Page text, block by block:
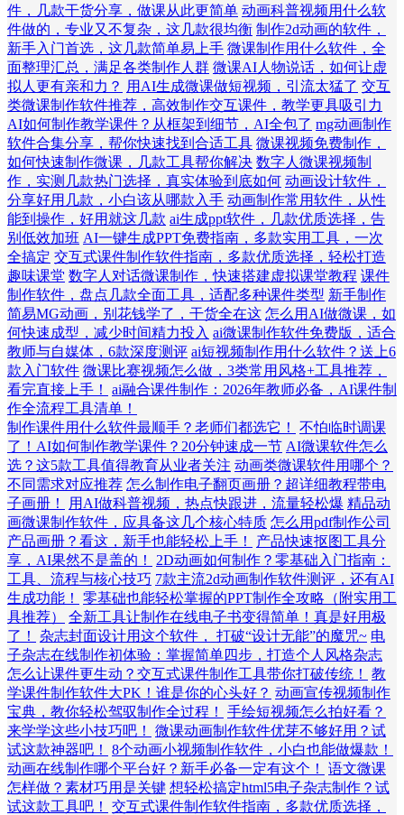
件，几款干货分享，做课从此更简单 动画科普视频用什么软
件做的，专业又不复杂，这几款很均衡 制作2d动画的软件，
新手入门首选，这几款简单易上手 微课制作用什么软件，全
面整理汇总，满足各类制作人群 微课AI人物说话，如何让虚
拟人更有亲和力？ 用AI生成微课做短视频，引流太猛了 交互
类微课制作软件推荐，高效制作交互课件，教学更具吸引力
AI如何制作教学课件？从框架到细节，AI全包了 mg动画制作
软件合集分享，帮你快速找到合适工具 微课视频免费制作，
如何快速制作微课，几款工具帮你解决 数字人微课视频制
作，实测几款热门选择，真实体验到底如何 动画设计软件，
分享好用几款，小白该从哪款入手 动画制作常用软件，从性
能到操作，好用就这几款 ai生成ppt软件，几款优质选择，告
别低效加班 AI一键生成PPT免费指南，多款实用工具，一次
全搞定 交互式课件制作软件指南，多款优质选择，轻松打造
趣味课堂 数字人对话微课制作，快速搭建虚拟课堂教程 课件
制作软件，盘点几款全面工具，适配多种课件类型 新手制作
简易MG动画，别花钱学了，干货全在这 怎么用AI做微课，如
何快速成型，减少时间精力投入 ai微课制作软件免费版，适合
教师与自媒体，6款深度测评 ai短视频制作用什么软件？送上6
款入门软件 微课比赛视频怎么做，3类常用风格+工具推荐，
看完直接上手！
ai融合课件制作：2026年教师必备，AI课件制
作全流程工具清单！
制作课件用什么软件最顺手？老师们都选它！
不怕临时调课
了！AI如何制作教学课件？20分钟速成一节 AI微课软件怎么
选？这5款工具值得教育从业者关注 动画类微课软件用哪个？
不同需求对应推荐 怎么制作电子翻页画册？超详细教程带电
子画册！
用AI做科普视频，热点快跟进，流量轻松爆 精品动
画微课制作软件，应具备这几个核心特质 怎么用pdf制作公司
产品画册？看这，新手也能轻松上手！
产品快速抠图工具分
享，AI果然不是盖的！
2D动画如何制作？零基础入门指南：
工具、流程与核心技巧 7款主流2d动画制作软件测评，还有AI
生成功能！
零基础也能轻松掌握的PPT制作全攻略（附实用工
具推荐）
全新工具让制作在线电子书变得简单！真是好用极
了！
杂志封面设计用这个软件， 打破“设计无能”的魔咒~ 电
子杂志在线制作初体验：掌握简单四步，打造个人风格杂志
怎么让课件更生动？交互式课件制作工具带你打破传统！
教
学课件制作软件大PK！谁是你的心头好？ 动画宣传视频制作
宝典，教你轻松驾驭制作全过程！
手绘短视频怎么拍好看？
来学学这些小技巧吧！
微课动画制作软件优芽不够好用？试
试这款神器吧！
8个动画小视频制作软件，小白也能做爆款！
动画在线制作哪个平台好？新手必备一定有这个！
语文微课
怎样做？素材巧用是关键 想轻松搞定html5电子杂志制作？试
试这款工具吧！
交互式课件制作软件指南，多款优质选择，